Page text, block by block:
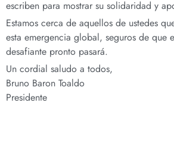
escriben para mostrar su solidaridad y
Estamos cerca de aquellos de ustedes
esta emergencia global, seguros de que
desafiante pronto pasará.
Un cordial saludo a todos,
Bruno Baron Toaldo
Presidente